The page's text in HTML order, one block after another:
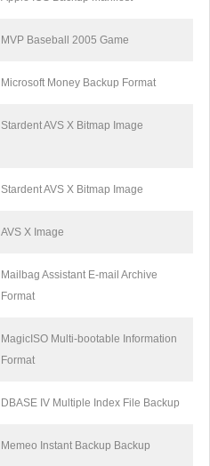
MVP Baseball 2005 Game
Microsoft Money Backup Format
Stardent AVS X Bitmap Image
Stardent AVS X Bitmap Image
AVS X Image
Mailbag Assistant E-mail Archive
Format
MagicISO Multi-bootable Information
Format
DBASE IV Multiple Index File Backup
Memeo Instant Backup Backup